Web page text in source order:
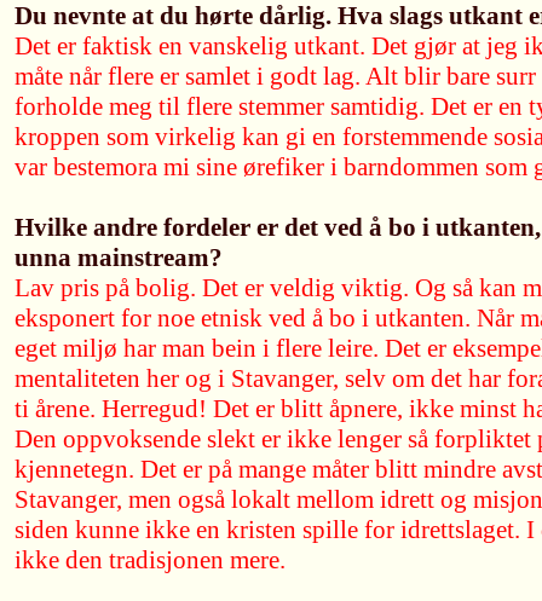
Du nevnte at du hørte dårlig. Hva slags utkant
Det er faktisk en vanskelig utkant. Det gjør at jeg
måte når flere er samlet i godt lag. Alt blir bare
forholde meg til flere stemmer samtidig. Det er en
kroppen som virkelig kan gi en forstemmende
var bestemora mi sine ørefiker i barndommen som
Hvilke andre fordeler er det ved å bo i
unna mainstream?
Lav pris på bolig. Det er veldig viktig. Og så kan
eksponert for noe etnisk ved å bo i utkanten. Når
eget miljø har man bein i flere leire. Det er
mentaliteten her og i Stavanger, selv om det har
ti årene. Herregud! Det er blitt åpnere, ikke minst
Den oppvoksende slekt er ikke lenger så forpliktet
kjennetegn. Det er på mange måter blitt mindre
Stavanger, men også lokalt mellom idrett og
siden kunne ikke en kristen spille for idrettslaget.
ikke den tradisjonen mere.